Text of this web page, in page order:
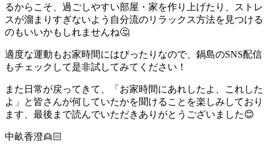
るからこそ、過ごしやすい部屋・家を作り上げたり、ストレ
スが溜まりすぎないよう自分流のリラックス方法を見つける
のもいいかもしれませんね🤔
適度な運動もお家時間にはぴったりなので、鍋島のSNS配信
もチェックして是非試してみてください！
また日常が戻ってきて、「お家時間にあれしたよ、これした
よ」と皆さんが何していたかを聞けることを楽しみしており
ます、最後まで読んでいただきありがとうございました😊
中畝香澄👱🏻